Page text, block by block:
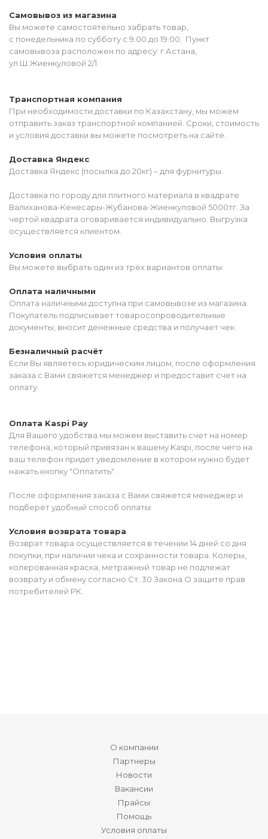
Самовывоз из магазина
Вы можете самостоятельно забрать товар,
с понедельника по субботу с 9:00 до 19:00. Пункт
самовывоза расположен по адресу: г.Астана,
ул.Ш.Жиенкуловой 2/1.
Транспортная компания
При необходимости доставки по Казахстану, мы можем
отправить заказ транспортной компанией. Сроки, стоимость
и условия доставки вы можете посмотреть на сайте.
Доставка Яндекс
Доставка Яндекс (посылка до 20кг) – для фурнитуры.
Доставка по городу для плитного материала в квадрате
Валиханова-Кенесары-Жубанова-Жиенкуловой 5000тг. За
чертой квадрата оговаривается индивидуально. Выгрузка
осуществляется клиентом.
Условия оплаты
Вы можете выбрать один из трёх вариантов оплаты:
Оплата наличными
Оплата наличными доступна при самовывозе из магазина.
Покупатель подписывает товаросопроводительные
документы, вносит денежные средства и получает чек.
Безналичный расчёт
Если Вы являетесь юридическим лицом, после оформления
заказа с Вами свяжется менеджер и предоставит счет на
оплату.
Оплата Kaspi Pay
Для Вашего удобства мы можем выставить счет на номер
телефона, который привязан к вашему Kaspi, после чего на
ваш телефон придет уведомление в котором нужно будет
нажать кнопку "Оплатить".
После оформления заказа с Вами свяжется менеджер и
подберёт удобный способ оплаты.
Условия возврата товара
Возврат товара осуществляется в течении 14 дней со дня
покупки, при наличии чека и сохранности товара. Колеры,
колерованная краска, метражный товар не подлежат
возврату и обмену согласно Ст. 30 Закона О защите прав
потребителей РК.
О компании
Партнеры
Новости
Вакансии
Прайсы
Помощь
Условия оплаты